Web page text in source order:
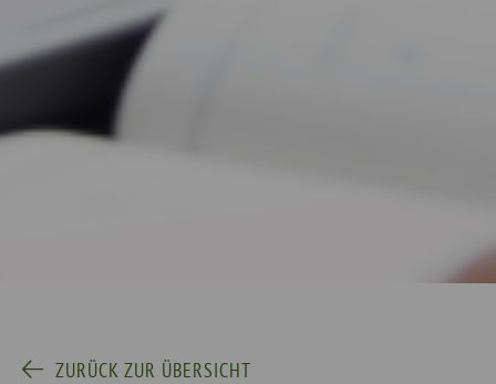
ZURÜCK ZUR ÜBERSICHT